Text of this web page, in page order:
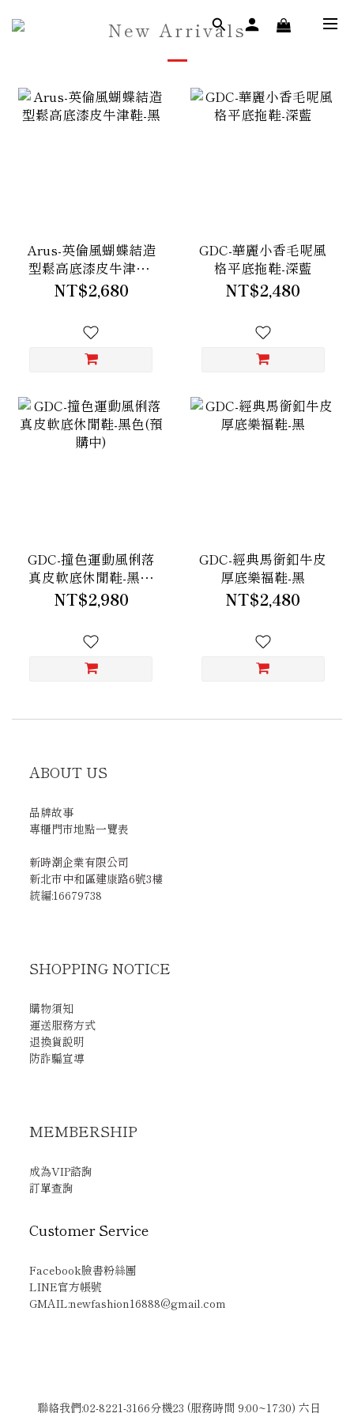
New Arrivals
Arus-英倫風蝴蝶結造
型鬆高底漆皮牛津鞋-
黑
NT$2,680
GDC-華麗小香毛呢風
格平底拖鞋-深藍
NT$2,480
GDC-撞色運動風俐落
真皮軟底休閒鞋-黑色
(預購中)
NT$2,980
GDC-經典馬銜釦牛皮
厚底樂福鞋-黑
NT$2,480
ABOUT US
品牌故事
專櫃門市地點一覽表
新時潮企業有限公司
新北市中和區建康路6號3樓
統編:16679738
SHOPPING NOTICE
購物須知
運送服務方式
退換貨說明
防詐騙宣導
MEMBERSHIP
成為VIP諮詢
訂單查詢
Customer Service
Facebook臉書粉絲團
LINE官方帳號
GMAIL:newfashion16888@gmail.com
聯絡我們:02-8221-3166分機23 (服務時間 9:00~17:30) 六日